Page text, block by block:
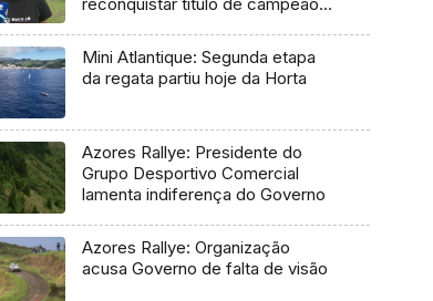
reconquistar título de campeão
Mini Atlantique: Segunda etapa
da regata partiu hoje da Horta
Azores Rallye: Presidente do
Grupo Desportivo Comercial
lamenta indiferença do Governo
Azores Rallye: Organização
acusa Governo de falta de visão